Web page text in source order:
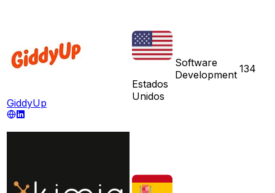
GiddyUp
Estados
Unidos
Software
Development 134